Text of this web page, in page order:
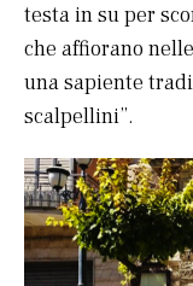
testa in su per
che affiorano
una sapiente
scalpellini”.